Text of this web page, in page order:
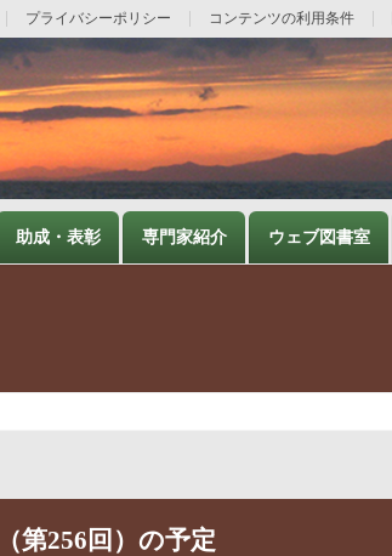
プライバシーポリシー コンテンツの利用条件
助成・表彰 専門家紹介 ウェブ図書室
第256回）の予定